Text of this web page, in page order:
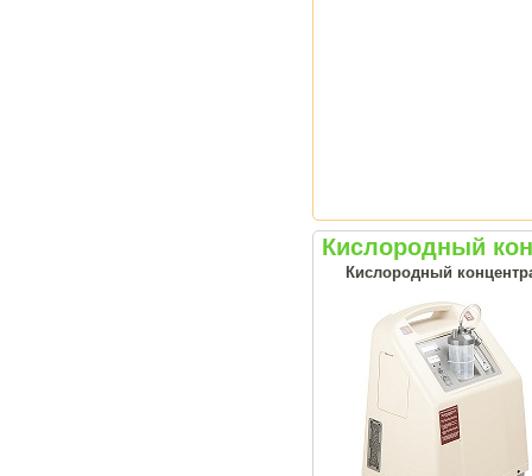
Кислородный
Кислородный